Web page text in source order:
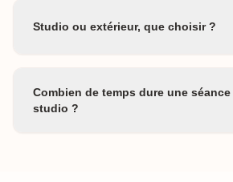
Studio ou extérieur, que choisir ?
Combien de temps dure une
studio ?